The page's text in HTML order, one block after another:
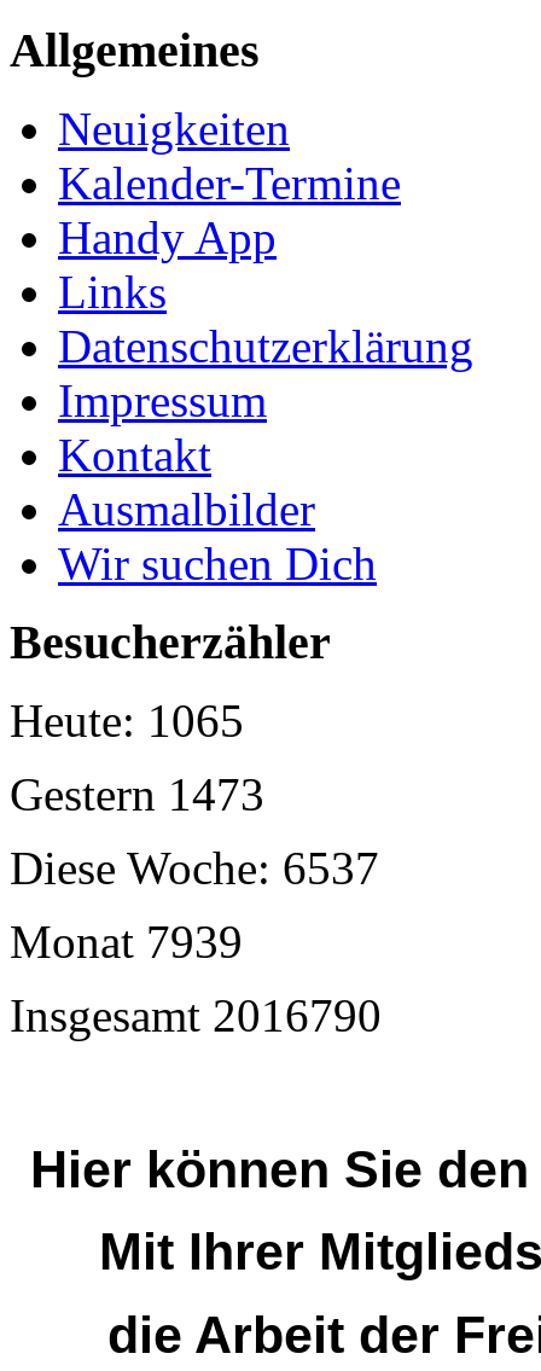
Allgemeines
Neuigkeiten
Kalender-Termine
Handy App
Links
Datenschutzerklärung
Impressum
Kontakt
Ausmalbilder
Wir suchen Dich
Besucherzähler
Heute: 1065
Gestern 1473
Diese Woche: 6537
Monat 7939
Insgesamt 2016790
Hier können Sie
Mit Ihrer
die Arbeit der